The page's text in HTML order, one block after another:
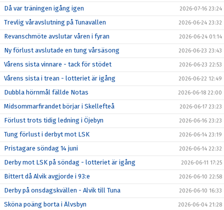
Då var träningen igång igen 2026-07-16 23:24
Trevlig våravslutning på Tunavallen 2026-06-24 23:32
Revanschmöte avslutar våren i fyran 2026-06-24 01:14
Ny förlust avslutade en tung vårsäsong 2026-06-23 23:43
Vårens sista vinnare - tack för stödet 2026-06-23 22:53
Vårens sista i trean - lotteriet är igång 2026-06-22 12:49
Dubbla hörnmål fällde Notas 2026-06-18 22:00
Midsommarfirandet börjar i Skellefteå 2026-06-17 23:23
Förlust trots tidig ledning i Öjebyn 2026-06-16 23:23
Tung förlust i derbyt mot LSK 2026-06-14 23:19
Pristagare söndag 14 juni 2026-06-14 22:32
Derby mot LSK på söndag - lotteriet är igång 2026-06-11 17:25
Bittert då Alvik avgjorde i 93:e 2026-06-10 22:58
Derby på onsdagskvällen - Alvik till Tuna 2026-06-10 16:33
Sköna poäng borta i Älvsbyn 2026-06-04 21:28